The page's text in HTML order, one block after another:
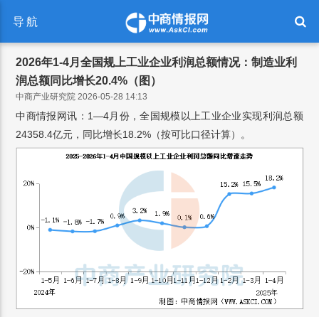
导航
2026年1-4月全国规上工业企业利润总额情况：制造业利
润总额同比增长20.4%（图）
中商产业研究院 2026-05-28 14:13
中商情报网讯：1—4月份，全国规模以上工业企业实现利润总额
24358.4亿元，同比增长18.2%（按可比口径计算）。